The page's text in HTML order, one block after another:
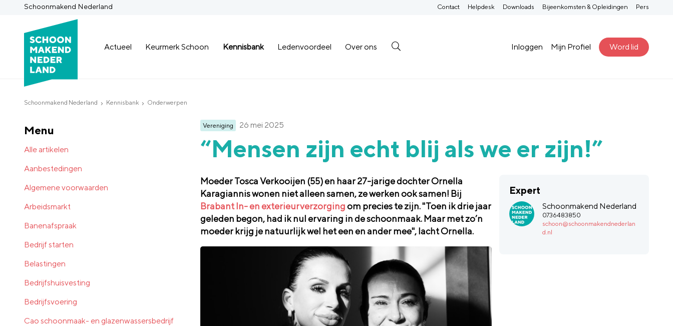
Schoonmakend Nederland
Actueel Keurmerk Schoon Kennisbank Ledenvoordeel Over ons Inloggen Mijn Profiel Word lid
Contact Helpdesk Downloads Bijeenkomsten & Opleidingen Pers
Schoonmakend Nederland Kennisbank Onderwerpen
Vereniging 26 mei 2025
“Mensen zijn echt blij als we er zijn!”
Moeder Tosca Verkooijen (55) en haar 27-jarige dochter Ornella
Karagiannis wonen niet alleen samen, ze werken ook samen! Bij
Brabant In- en exterieurverzorgingom precies te zijn. "Toen ik drie jaar
geleden begon, had ik nul ervaring in de schoonmaak. Maar met zo’n
moeder krijg je natuurlijk wel het een en ander mee", lacht Ornella.
Expert
Schoonmakend Nederland
0736483850
schoon@schoonmakendnederlan
d.nl
Menu
Alle artikelen
Aanbestedingen
Algemene voorwaarden
Arbeidsmarkt
Banenafspraak
Bedrijf starten
Belastingen
Bedrijfshuisvesting
Bedrijfsvoering
Cao schoonmaak- en glazenwassersbedrijf